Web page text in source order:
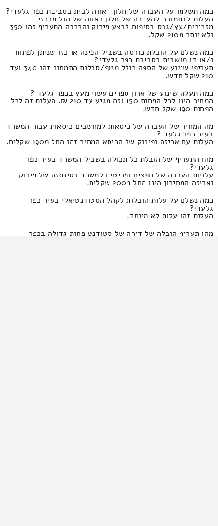
כמה תשלמו על העברה של חלון ראווה לבית בסביבת כפר גלעדי?
העלות לבתמורה להעברה של חלון ראווה של הול מרכזי
מזכוכית/עץ/גבס בסיפוח לבצע פירוק והרכבה התעריף זהו 350
ולא יותר מ210 שקל.
כמה נשלם על הובלת כורסה בשביל הפינה או כזו שניתן לפתוח
ו/או דו מושבית בסביבת כפר גלעדי?
תעריפי שינוע של הספה כולל מנוף/סבלות התמחור זהו 340 ועד
210 שקל חדש.
כמה תעלה שינוע של ארון ספרים עשוי מעץ בכפר גלעדי?
המחיר הינו לכל הפחות 150 וזה מגיע עד 210 ₪. העלות זה לכל
הפחות 190 שקל חדש.
מה המחיר של העברה של כיסאות למחשבים כיסאות עבור המשרד
בעיר כפר גלעדי?
העלות עם אריזה ופירוק של הכיסא המחיר זהו החל מ190 שקלים.
מהו התעריף של הובלת כל תכולה בשביל המשרד בעיר כפר
גלעדי?
עלויות העברה של חפצים ופריטים למשרד בסינתזה של פירוק
ואריזה המחירון הינו החל מ200 שקלים.
כמה נשלם על עלות הובלות לקהל הסטודנטיאלי בעיר כפר
גלעדי?
העלות זהו עלות לא מיוחד.
מהו תעריף הובלה של דירה של סטודנט פחות גדולה בכפר